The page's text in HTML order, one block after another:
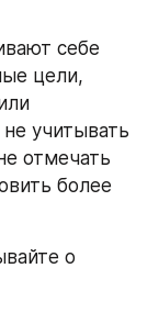
себе
цели,
учитывать
отмечать
более
о